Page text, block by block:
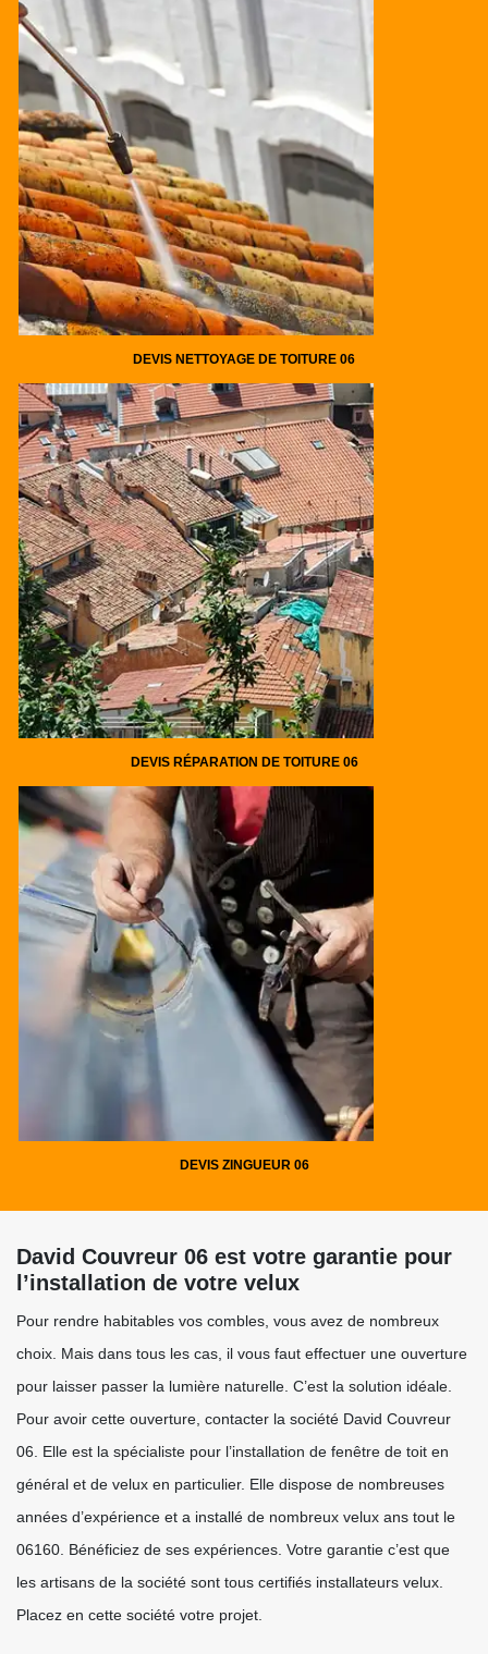
DEVIS NETTOYAGE DE TOITURE 06
DEVIS RÉPARATION DE TOITURE 06
DEVIS ZINGUEUR 06
David Couvreur 06 est votre garantie pour
l’installation de votre velux
Pour rendre habitables vos combles, vous avez de nombreux
choix. Mais dans tous les cas, il vous faut effectuer une ouverture
pour laisser passer la lumière naturelle. C’est la solution idéale.
Pour avoir cette ouverture, contacter la société David Couvreur
06. Elle est la spécialiste pour l’installation de fenêtre de toit en
général et de velux en particulier. Elle dispose de nombreuses
années d’expérience et a installé de nombreux velux ans tout le
06160. Bénéficiez de ses expériences. Votre garantie c’est que
les artisans de la société sont tous certifiés installateurs velux.
Placez en cette société votre projet.